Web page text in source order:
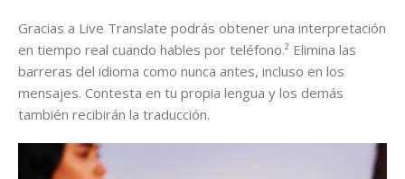
Gracias a Live Translate podrás obtener una interpretación
en tiempo real cuando hables por teléfono.² Elimina las
barreras del idioma como nunca antes, incluso en los
mensajes. Contesta en tu propia lengua y los demás
también recibirán la traducción.